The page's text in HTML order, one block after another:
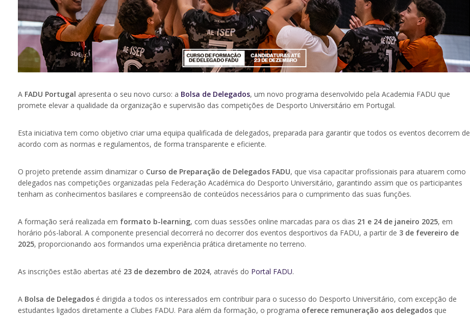
A FADU Portugal apresenta o seu novo curso: a Bolsa de Delegados, um novo programa desenvolvido pela Academia FADU que
promete elevar a qualidade da organização e supervisão das competições de Desporto Universitário em Portugal.
Esta iniciativa tem como objetivo criar uma equipa qualificada de delegados, preparada para garantir que todos os eventos decorrem de
acordo com as normas e regulamentos, de forma transparente e eficiente.
O projeto pretende assim dinamizar o Curso de Preparação de Delegados FADU, que visa capacitar profissionais para atuarem como
delegados nas competições organizadas pela Federação Académica do Desporto Universitário, garantindo assim que os participantes
tenham as conhecimentos basilares e compreensão de conteúdos necessários para o cumprimento das suas funções.
A formação será realizada em formato b-learning, com duas sessões online marcadas para os dias 21 e 24 de janeiro 2025, em
horário pós-laboral. A componente presencial decorrerá no decorrer dos eventos desportivos da FADU, a partir de 3 de fevereiro de
2025, proporcionando aos formandos uma experiência prática diretamente no terreno.
As inscrições estão abertas até 23 de dezembro de 2024, através do Portal FADU.
A Bolsa de Delegados é dirigida a todos os interessados em contribuir para o sucesso do Desporto Universitário, com excepção de
estudantes ligados diretamente a Clubes FADU. Para além da formação, o programa oferece remuneração aos delegados que